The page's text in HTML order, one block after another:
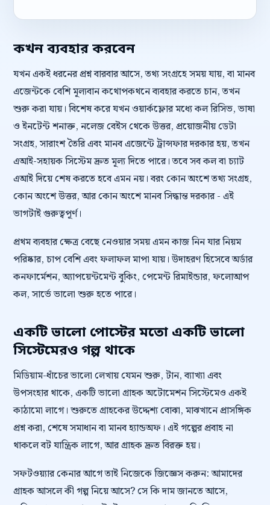
কখন ব্যবহার করবেন
যখন একই ধরনের প্রশ্ন বারবার আসে, তথ্য সংগ্রহে সময় যায়, বা মানব
এজেন্টকে বেশি মূল্যবান কথোপকথনে ব্যবহার করতে চান, তখন
শুরু করা যায়। বিশেষ করে যখন ওয়ার্কফ্লোর মধ্যে কল রিসিভ, ভাষা
ও ইনটেন্ট শনাক্ত, নলেজ বেইস থেকে উত্তর, প্রয়োজনীয় ডেটা
সংগ্রহ, সারাংশ তৈরি এবং মানব এজেন্টে ট্রান্সফার দরকার হয়, তখন
এআই-সহায়ক সিস্টেম দ্রুত মূল্য দিতে পারে। তবে সব কল বা চ্যাট
এআই দিয়ে শেষ করতে হবে এমন নয়। বরং কোন অংশে তথ্য সংগ্রহ,
কোন অংশে উত্তর, আর কোন অংশে মানব সিদ্ধান্ত দরকার - এই
ভাগটাই গুরুত্বপূর্ণ।
প্রথম ব্যবহার ক্ষেত্র বেছে নেওয়ার সময় এমন কাজ নিন যার নিয়ম
পরিষ্কার, চাপ বেশি এবং ফলাফল মাপা যায়। উদাহরণ হিসেবে অর্ডার
কনফার্মেশন, অ্যাপয়েন্টমেন্ট বুকিং, পেমেন্ট রিমাইন্ডার, ফলোআপ
কল, সার্ভে ভালো শুরু হতে পারে।
একটি ভালো পোস্টের মতো একটি ভালো
সিস্টেমেরও গল্প থাকে
মিডিয়াম-ধাঁচের ভালো লেখায় যেমন শুরু, টান, ব্যাখ্যা এবং
উপসংহার থাকে, একটি ভালো গ্রাহক অটোমেশন সিস্টেমেও একই
কাঠামো লাগে। শুরুতে গ্রাহকের উদ্দেশ্য বোঝা, মাঝখানে প্রাসঙ্গিক
প্রশ্ন করা, শেষে সমাধান বা মানব হ্যান্ডঅফ। এই গল্পের প্রবাহ না
থাকলে বট যান্ত্রিক লাগে, আর গ্রাহক দ্রুত বিরক্ত হয়।
সফটওয়্যার কেনার আগে তাই নিজেকে জিজ্ঞেস করুন: আমাদের
গ্রাহক আসলে কী গল্প নিয়ে আসে? সে কি দাম জানতে আসে,